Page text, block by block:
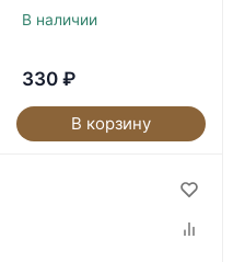
В наличии
330 ₽
В корзину